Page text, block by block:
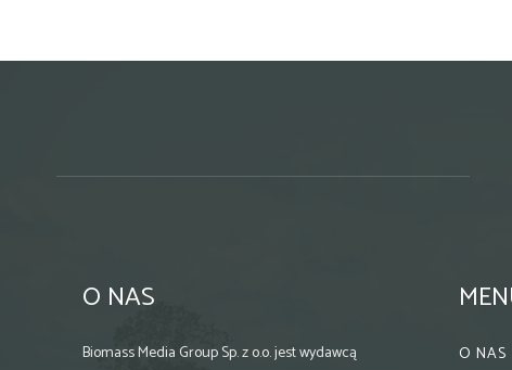
O NAS
Biomass Media Group Sp. z o.o. jest wydawcą
O NAS